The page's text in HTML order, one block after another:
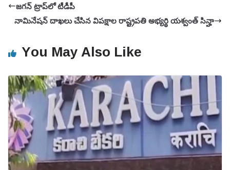
జగన్ ట్రాప్‌‌లో టీడీపీ
నామినేషన్ దాఖలు చేసిన విపక్షాల రాష్ట్రపతి అభ్యర్థి యశ్వంత్ సిన్హా
You May Also Like